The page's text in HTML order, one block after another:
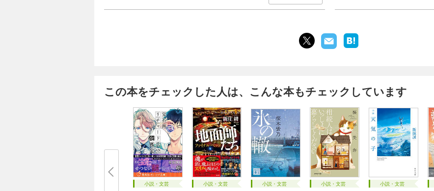
この本をチェックした人は、こんな本もチェックしています
小説・文芸 小説・文芸 小説・文芸 小説・文芸 小説・文芸